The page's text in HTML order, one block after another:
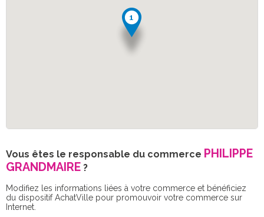
Vous êtes le responsable du commerce PHILIPPE
GRANDMAIRE ?
Modifiez les informations liées à votre commerce et bénéficiez
du dispositif AchatVille pour promouvoir votre commerce sur
Internet.